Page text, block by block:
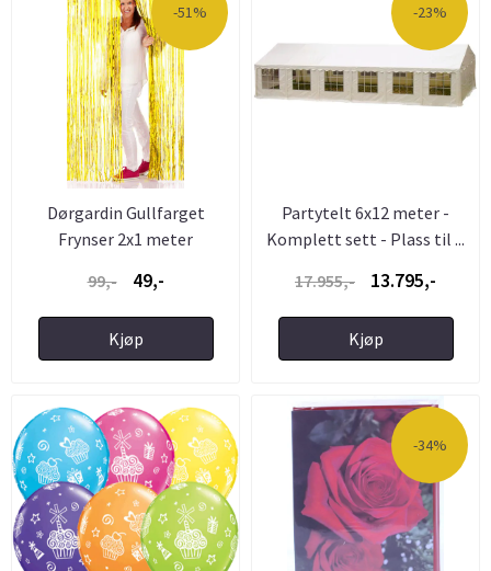
-51%
Dørgardin Gullfarget
Frynser 2x1 meter
99,-
49,-
Kjøp
-23%
Partytelt 6x12 meter -
Komplett sett - Plass til ...
17.955,-
13.795,-
Kjøp
-34%